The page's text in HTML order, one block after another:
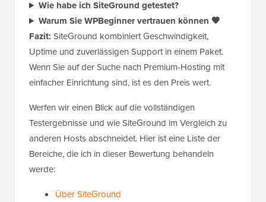
Wie habe ich SiteGround getestet?
Warum Sie WPBeginner vertrauen können 🧡
Fazit: SiteGround kombiniert Geschwindigkeit,
Uptime und zuverlässigen Support in einem Paket.
Wenn Sie auf der Suche nach Premium-Hosting mit
einfacher Einrichtung sind, ist es den Preis wert.
Werfen wir einen Blick auf die vollständigen
Testergebnisse und wie SiteGround im Vergleich zu
anderen Hosts abschneidet. Hier ist eine Liste der
Bereiche, die ich in dieser Bewertung behandeln
werde:
Über SiteGround